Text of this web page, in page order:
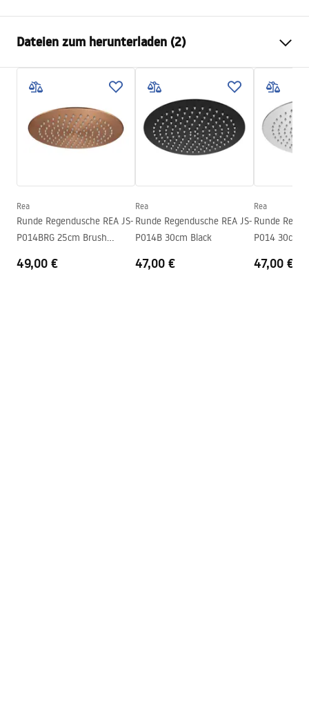
Material
Messing
Ausführung
black
Anschuss Durchmesser
½ Zoll
Dateien zum herunterladen (2)
Sicherheitsinformationen
WARUNKI BEZPIECZENSTWA ZESTAWY NATRYSKOWY.pdf
Garantiebedingungen
Rea
Runde Regendusche REA JS-
P014BRG 25cm Brush
49,00 €
Rea
Runde Regendusche REA JS-
P014B 30cm Black
47,00 €
Rea
Runde
P014 30cm
47,00 €